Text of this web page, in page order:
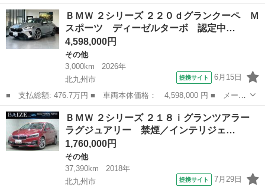
ー名： ＢＭＷ ■ 車種名： ２シリーズ ■ グレード名： ２１８
ｄアクティブツアラー Ｍスポーツ ディーゼルターボ ＤＣＴ 認
定中古車...
福岡 北九州市
ＢＭＷ ２シリーズ ２２０ｄグランクーペ Ｍ
スポーツ ディーゼルターボ 認定中…
4,598,000円
その他
3,000km
2026年
北九州市
提携サイト 6月15日
■ 支払総額: 476.7万円 ■ 車両本体価格： 4,598,000 円 ■ メーカ
ー名： ＢＭＷ ■ 車種名： ２シリーズ ■ グレード名： ２２０
ｄグランクーペ Ｍスポーツ ディーゼルターボ 認定中古車 試乗
車 Ｍｓ...
福岡 北九州市
ＢＭＷ ２シリーズ ２１８ｉグランツアラー
ラグジュアリー 禁煙／インテリジェ…
1,760,000円
その他
37,390km
2018年
北九州市
提携サイト 7月29日